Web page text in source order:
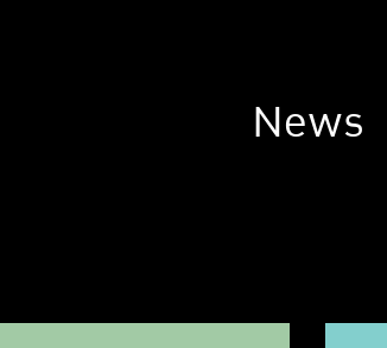
News